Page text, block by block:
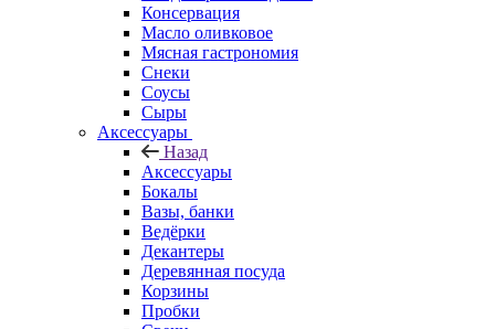
Консервация
Масло оливковое
Мясная гастрономия
Снеки
Соусы
Сыры
Аксессуары
Назад
Аксессуары
Бокалы
Вазы, банки
Ведёрки
Декантеры
Деревянная посуда
Корзины
Пробки